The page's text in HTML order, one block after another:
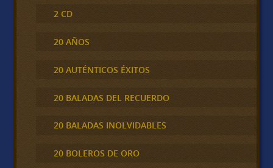
2 CD
20 AÑOS
20 AUTÉNTICOS ÉXITOS
20 BALADAS DEL RECUERDO
20 BALADAS INOLVIDABLES
20 BOLEROS DE ORO